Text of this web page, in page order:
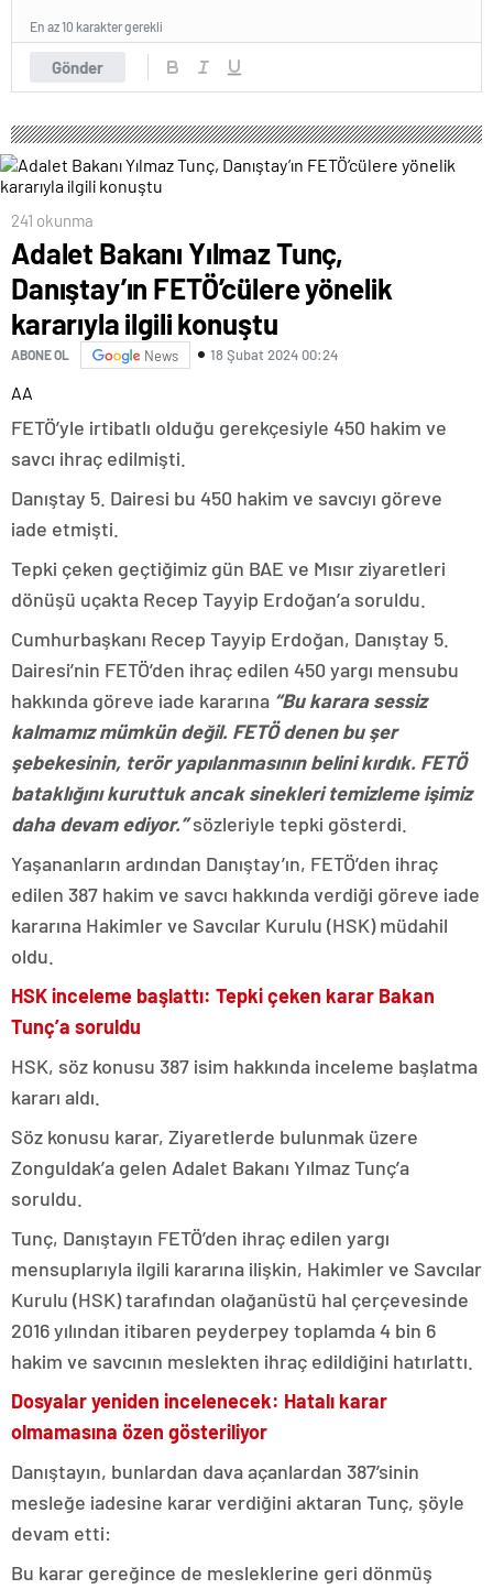
Gönder
En az 10 karakter gerekli
241 okunma
Adalet Bakanı Yılmaz Tunç,
Danıştay’ın FETÖ’cülere yönelik
kararıyla ilgili konuştu
ABONE OL News 18 Şubat 2024 00:24
AA
FETÖ’yle irtibatlı olduğu gerekçesiyle 450 hakim ve
savcı ihraç edilmişti.
Danıştay 5. Dairesi bu 450 hakim ve savcıyı göreve
iade etmişti.
Tepki çeken geçtiğimiz gün BAE ve Mısır ziyaretleri
dönüşü uçakta Recep Tayyip Erdoğan’a soruldu.
Cumhurbaşkanı Recep Tayyip Erdoğan, Danıştay 5.
Dairesi’nin FETÖ’den ihraç edilen 450 yargı mensubu
hakkında göreve iade kararına “Bu karara sessiz
kalmamız mümkün değil. FETÖ denen bu şer
şebekesinin, terör yapılanmasının belini kırdık. FETÖ
bataklığını kuruttuk ancak sinekleri temizleme işimiz
daha devam ediyor.”sözleriyle tepki gösterdi.
Yaşananların ardından Danıştay’ın, FETÖ’den ihraç
edilen 387 hakim ve savcı hakkında verdiği göreve iade
kararına Hakimler ve Savcılar Kurulu (HSK) müdahil
oldu.
HSK inceleme başlattı: Tepki çeken karar Bakan
Tunç’a soruldu
HSK, söz konusu 387 isim hakkında inceleme başlatma
kararı aldı.
Söz konusu karar, Ziyaretlerde bulunmak üzere
Zonguldak’a gelen Adalet Bakanı Yılmaz Tunç’a
soruldu.
Tunç, Danıştayın FETÖ’den ihraç edilen yargı
mensuplarıyla ilgili kararına ilişkin, Hakimler ve Savcılar
Kurulu (HSK) tarafından olağanüstü hal çerçevesinde
2016 yılından itibaren peyderpey toplamda 4 bin 6
hakim ve savcının meslekten ihraç edildiğini hatırlattı.
Dosyalar yeniden incelenecek: Hatalı karar
olmamasına özen gösteriliyor
Danıştayın, bunlardan dava açanlardan 387’sinin
mesleğe iadesine karar verdiğini aktaran Tunç, şöyle
devam etti:
Bu karar gereğince de mesleklerine geri dönmüş